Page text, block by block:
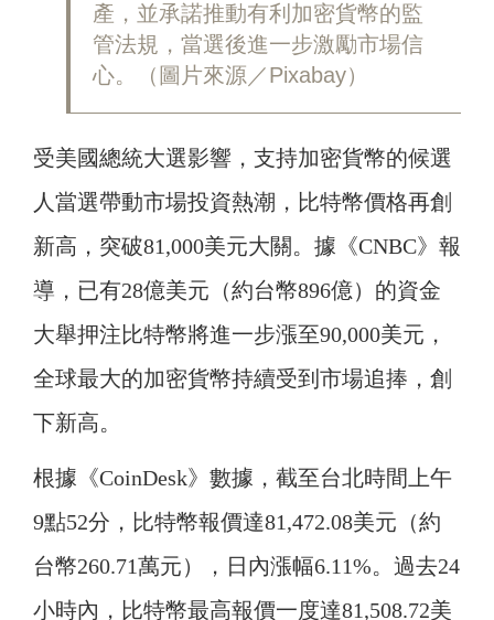
產，並承諾推動有利加密貨幣的監
管法規，當選後進一步激勵市場信
心。（圖片來源／Pixabay）
受美國總統大選影響，支持加密貨幣的候選
人當選帶動市場投資熱潮，比特幣價格再創
新高，突破81,000美元大關。據《CNBC》報
導，已有28億美元（約台幣896億）的資金
大舉押注比特幣將進一步漲至90,000美元，
全球最大的加密貨幣持續受到市場追捧，創
下新高。
根據《CoinDesk》數據，截至台北時間上午
9點52分，比特幣報價達81,472.08美元（約
台幣260.71萬元），日內漲幅6.11%。過去24
小時內，比特幣最高報價一度達81,508.72美